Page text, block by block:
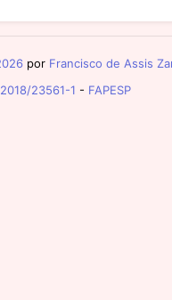
por Francisco de Assis
23561-1 - FAPESP